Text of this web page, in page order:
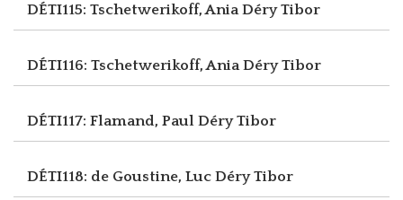
DÉTI115: Tschetwerikoff, AniaDéry Tibor
DÉTI116: Tschetwerikoff, AniaDéry Tibor
DÉTI117: Flamand, Paul Déry Tibor
DÉTI118: de Goustine, Luc Déry Tibor